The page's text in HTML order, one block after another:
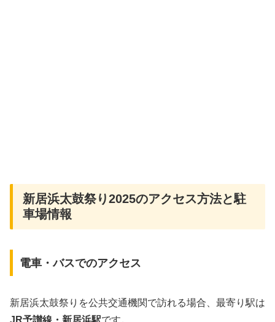
新居浜太鼓祭り2025のアクセス方法と駐
車場情報
電車・バスでのアクセス
新居浜太鼓祭りを公共交通機関で訪れる場合、最寄り駅は
JR予讃線・新居浜駅です。